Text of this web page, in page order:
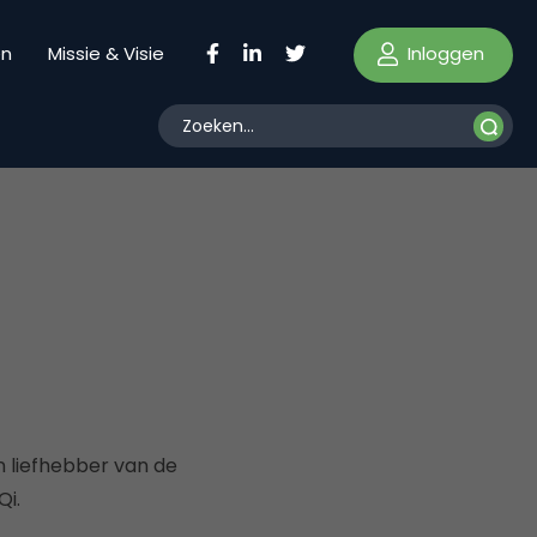
Missie & Visie Inloggen
liefhebber van de